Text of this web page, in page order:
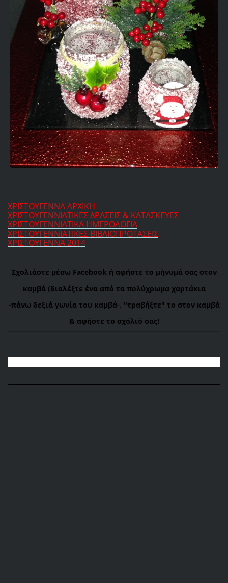
ΧΡΙΣΤΟΥΓΕΝΝΑ ΑΡΧΙΚΗ
ΧΡΙΣΤΟΥΓΕΝΝΙΑΤΙΚΕΣ ΔΡΑΣΕΙΣ & ΚΑΤΑΣΚΕΥΕΣ
ΧΡΙΣΤΟΥΓΕΝΝΙΑΤΙΚΑ ΗΜΕΡΟΛΟΓΙΑ
ΧΡΙΣΤΟΥΓΕΝΝΙΑΤΙΚΕΣ ΒΙΒΛΙΟΠΡΟΤΑΣΕΙΣ
ΧΡΙΣΤΟΥΓΕΝΝΑ 2014
Σχολιάστε μέσω Facebook ή αφήστε το μήνυμά σας στον
καμβά (διαλέξτε ένα από τα πολύχρωμα χαρτάκια
-πάνω δεξιά γωνία του καμβά-, "τραβήξτε" το στον καμβά
& αφήστε το σχόλιό σας!